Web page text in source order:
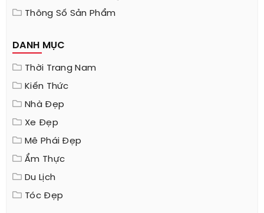
Thông Số Sản Phẩm
DANH MỤC
Thời Trang Nam
Kiến Thức
Nhà Đẹp
Xe Đẹp
Mê Phái Đẹp
Ẩm Thực
Du Lịch
Tóc Đẹp